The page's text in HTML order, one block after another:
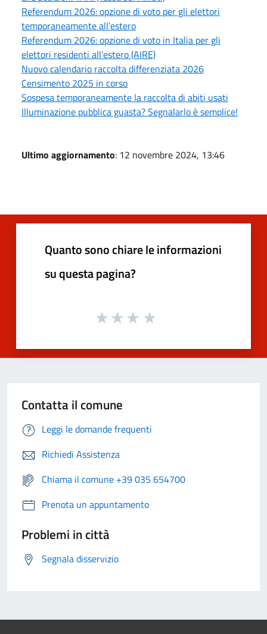
Referendum 2026: opzione di voto per gli elettori
temporaneamente all'estero
Referendum 2026: opzione di voto in Italia per gli
elettori residenti all'estero (AIRE)
Nuovo calendario raccolta differenziata 2026
Censimento 2025 in corso
Sospesa temporaneamente la raccolta di abiti usati
Illuminazione pubblica guasta? Segnalarlo è semplice!
Ultimo aggiornamento: 12 novembre 2024, 13:46
Quanto sono chiare le informazioni
su questa pagina?
Contatta il comune
Leggi le domande frequenti
Richiedi Assistenza
Chiama il comune +39 035 654700
Prenota un appuntamento
Problemi in città
Segnala disservizio